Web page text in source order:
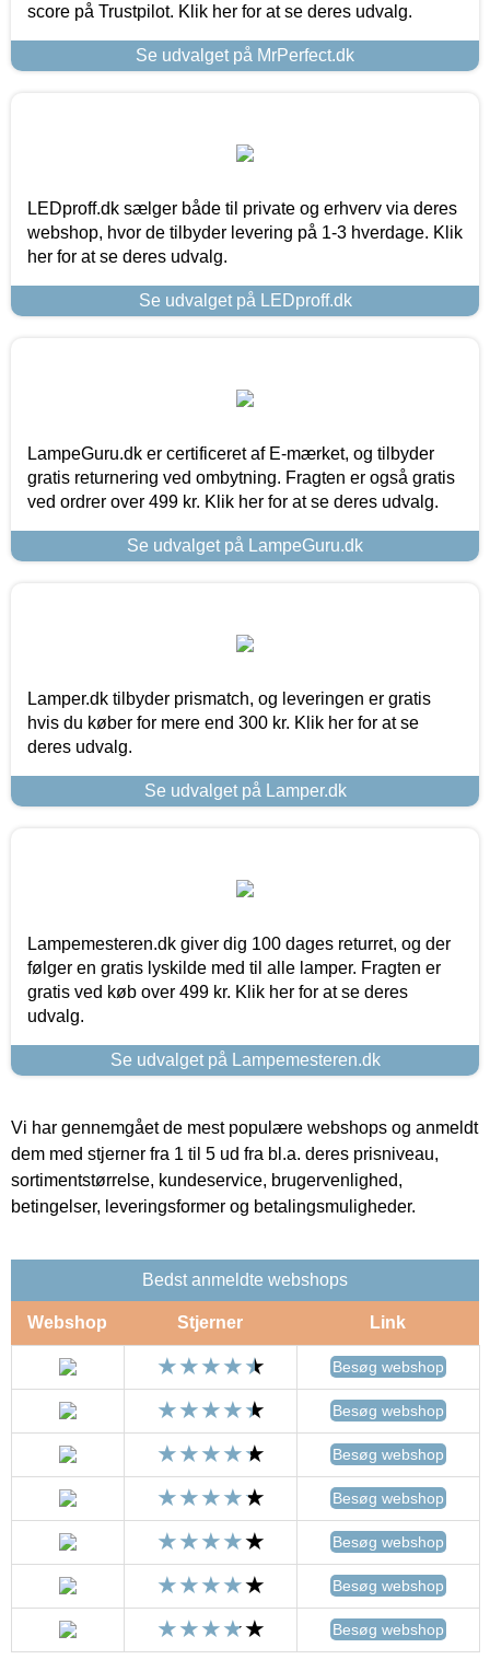
score på Trustpilot. Klik her for at se deres udvalg.
Se udvalget på MrPerfect.dk
LEDproff.dk sælger både til private og erhverv via deres
webshop, hvor de tilbyder levering på 1-3 hverdage. Klik
her for at se deres udvalg.
Se udvalget på LEDproff.dk
LampeGuru.dk er certificeret af E-mærket, og tilbyder
gratis returnering ved ombytning. Fragten er også gratis
ved ordrer over 499 kr. Klik her for at se deres udvalg.
Se udvalget på LampeGuru.dk
Lamper.dk tilbyder prismatch, og leveringen er gratis
hvis du køber for mere end 300 kr. Klik her for at se
deres udvalg.
Se udvalget på Lamper.dk
Lampemesteren.dk giver dig 100 dages returret, og der
følger en gratis lyskilde med til alle lamper. Fragten er
gratis ved køb over 499 kr. Klik her for at se deres
udvalg.
Se udvalget på Lampemesteren.dk
Vi har gennemgået de mest populære webshops og anmeldt
dem med stjerner fra 1 til 5 ud fra bl.a. deres prisniveau,
sortimentstørrelse, kundeservice, brugervenlighed,
betingelser, leveringsformer og betalingsmuligheder.
Bedst anmeldte webshops
Webshop Stjerner Link
Besøg webshop
Besøg webshop
Besøg webshop
Besøg webshop
Besøg webshop
Besøg webshop
Besøg webshop